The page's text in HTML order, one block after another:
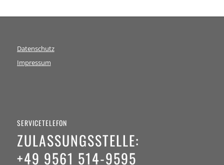
Datenschutz
Impressum
SERVICETELEFON
ZULASSUNGSSTELLE:
+49 9561 514-9595